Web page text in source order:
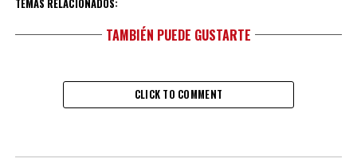
TEMAS RELACIONADOS:
TAMBIÉN PUEDE GUSTARTE
CLICK TO COMMENT